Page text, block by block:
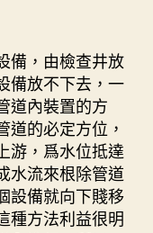
，由檢查井放
備放不下去，一
道內裝置的方
道的必定方位，
游，爲水位抵達
水流來根除管道
設備就向下賤移
種方法利益很明